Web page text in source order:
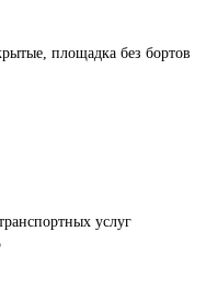
площадка без бортов
услуг